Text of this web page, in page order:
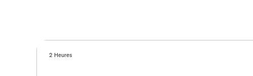
2 Heures